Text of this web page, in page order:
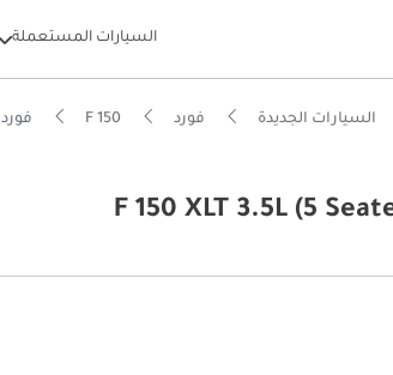
السيارات المستعملة
السيارات الجديدة فورد F 150 فورد F 150 XLT 3.5L (5 Seater)